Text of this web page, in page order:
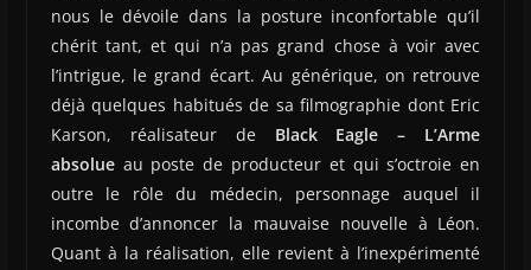
nous le dévoile dans la posture inconfortable qu’il
chérit tant, et qui n’a pas grand chose à voir avec
l’intrigue, le grand écart. Au générique, on retrouve
déjà quelques habitués de sa filmographie dont Eric
Karson, réalisateur de Black Eagle – L’Arme
absolueau poste de producteur et qui s’octroie en
outre le rôle du médecin, personnage auquel il
incombe d’annoncer la mauvaise nouvelle à Léon.
Quant à la réalisation, elle revient à l’inexpérimenté